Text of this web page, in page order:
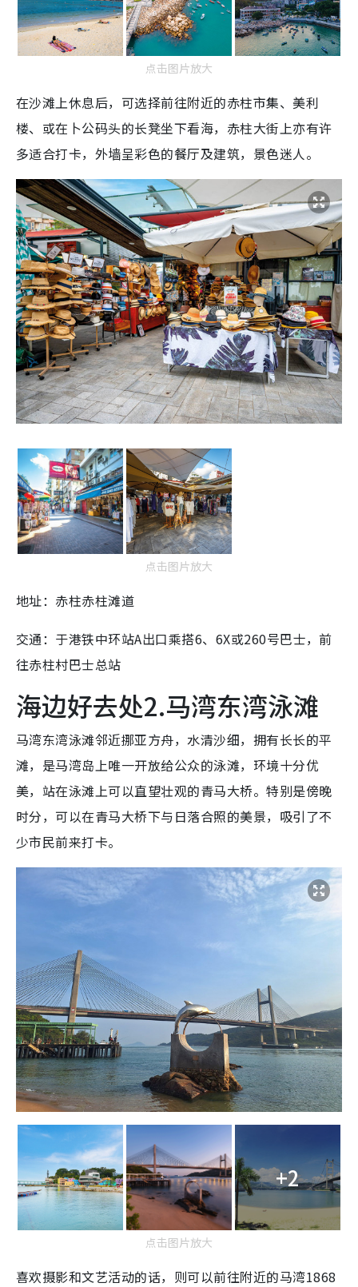
点击图片放大
在沙滩上休息后，可选择前往附近的赤柱市集、美利
楼、或在卜公码头的长凳坐下看海，赤柱大街上亦有许
多适合打卡，外墙呈彩色的餐厅及建筑，景色迷人。
点击图片放大
地址：赤柱赤柱滩道
交通：于港铁中环站A出口乘搭6、6X或260号巴士，前
往赤柱村巴士总站
海边好去处2.马湾东湾泳滩
马湾东湾泳滩邻近挪亚方舟，水清沙细，拥有长长的平
滩，是马湾岛上唯一开放给公众的泳滩，环境十分优
美，站在泳滩上可以直望壮观的青马大桥。特别是傍晚
时分，可以在青马大桥下与日落合照的美景，吸引了不
少市民前来打卡。
+2
点击图片放大
喜欢摄影和文艺活动的话，则可以前往附近的马湾1868